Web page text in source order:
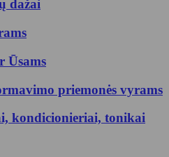
dažai
Ūsams
priemonės vyrams
kondicionieriai, tonikai